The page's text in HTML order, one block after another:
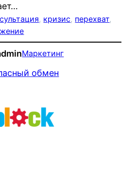
, кризис, перехват
Маркетинг
обмен